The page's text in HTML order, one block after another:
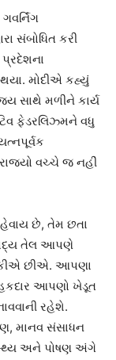
સંબોધિત કરી
મોદીએ કહ્યું
સાથે મળીને કાર્ય
ફેડરલિઝ્મને વધુ
રાજ્યો વચ્ચે જ નહીં
છે, તેમ છતા
તેલ આપણે
છીએ. આપણા
આપણો ખેડૂત
રહેશે.
માનવ સંસાધન
અને પોષણ અંગે